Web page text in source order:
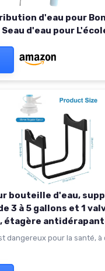
d'eau pour
d'eau pour
bouteille d'eau,
3 à 5 gallons et 1
potable, support
dangereux pour la santé, à